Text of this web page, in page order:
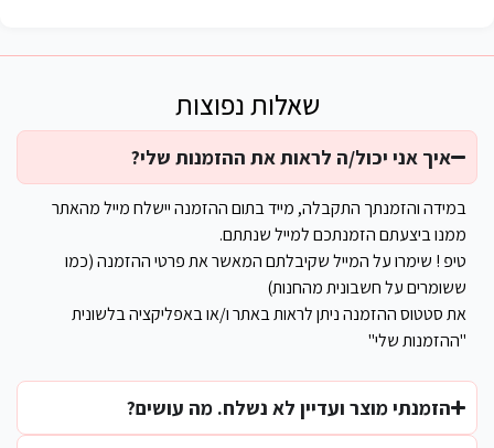
איך אני יכול/ה לראות את ההזמנות שלי?
במידה והזמנתך התקבלה, מייד בתום ההזמנה יישלח מייל מהאתר
ממנו ביצעתם הזמנתכם למייל שנתתם.
טיפ ! שימרו על המייל שקיבלתם המאשר את פרטי ההזמנה (כמו
ששומרים על חשבונית מהחנות)
את סטטוס ההזמנה ניתן לראות באתר ו/או באפליקציה בלשונית
"ההזמנות שלי"
הזמנתי מוצר ועדיין לא נשלח. מה עושים?
שאלות נפוצות